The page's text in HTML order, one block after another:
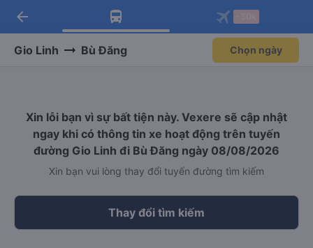
Tải app Vexere ngay!
Nhận ưu đãi thành viên độc
Mở app
Tải app Vexere
-30k/ghế khi đặt vé máy bay qua
Mở app
arrow_back
Gio Linh Bù Đăng Chọn ngày
Xin lỗi bạn vì sự bất tiện này. Vexere sẽ cập nhật
ngay khi có thông tin xe hoạt động trên tuyến
đường Gio Linh đi Bù Đăng ngày 08/08/2026
Xin bạn vui lòng thay đổi tuyến đường tìm kiếm
Thay đổi tìm kiếm